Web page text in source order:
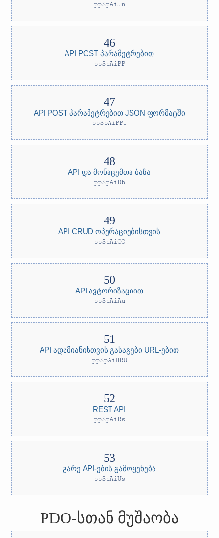
ppSpAiJn
API POST პარამეტრებით
ppSpAiPP
API POST პარამეტრებით JSON ფორმატში
ppSpAiPPJ
API და მონაცემთა ბაზა
ppSpAiDb
API CRUD ოპერაციებისთვის
ppSpAiCO
API ავტორიზაციით
ppSpAiAu
API ადამიანისთვის გასაგები URL-ებით
ppSpAiHRU
REST API
ppSpAiRs
გარე API-ების გამოყენება
ppSpAiUs
PDO-სთან მუშაობა